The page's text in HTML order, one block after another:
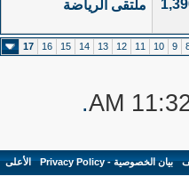
ملتقى الرياضة
9
10
11
12
13
14
15
16
17
11:32
.
-بيان الخصوصية - Privacy Policy -الأعلى